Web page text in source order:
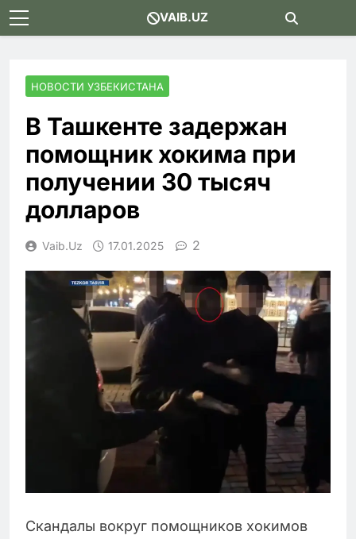
Skip
to
VAIB.UZ
НОВОСТИ УЗБЕКИСТАНА
В Ташкенте задержан
помощник хокима при
получении 30 тысяч
долларов
Vaib.uz 17.01.2025 2
Скандалы вокруг помощников хокимов